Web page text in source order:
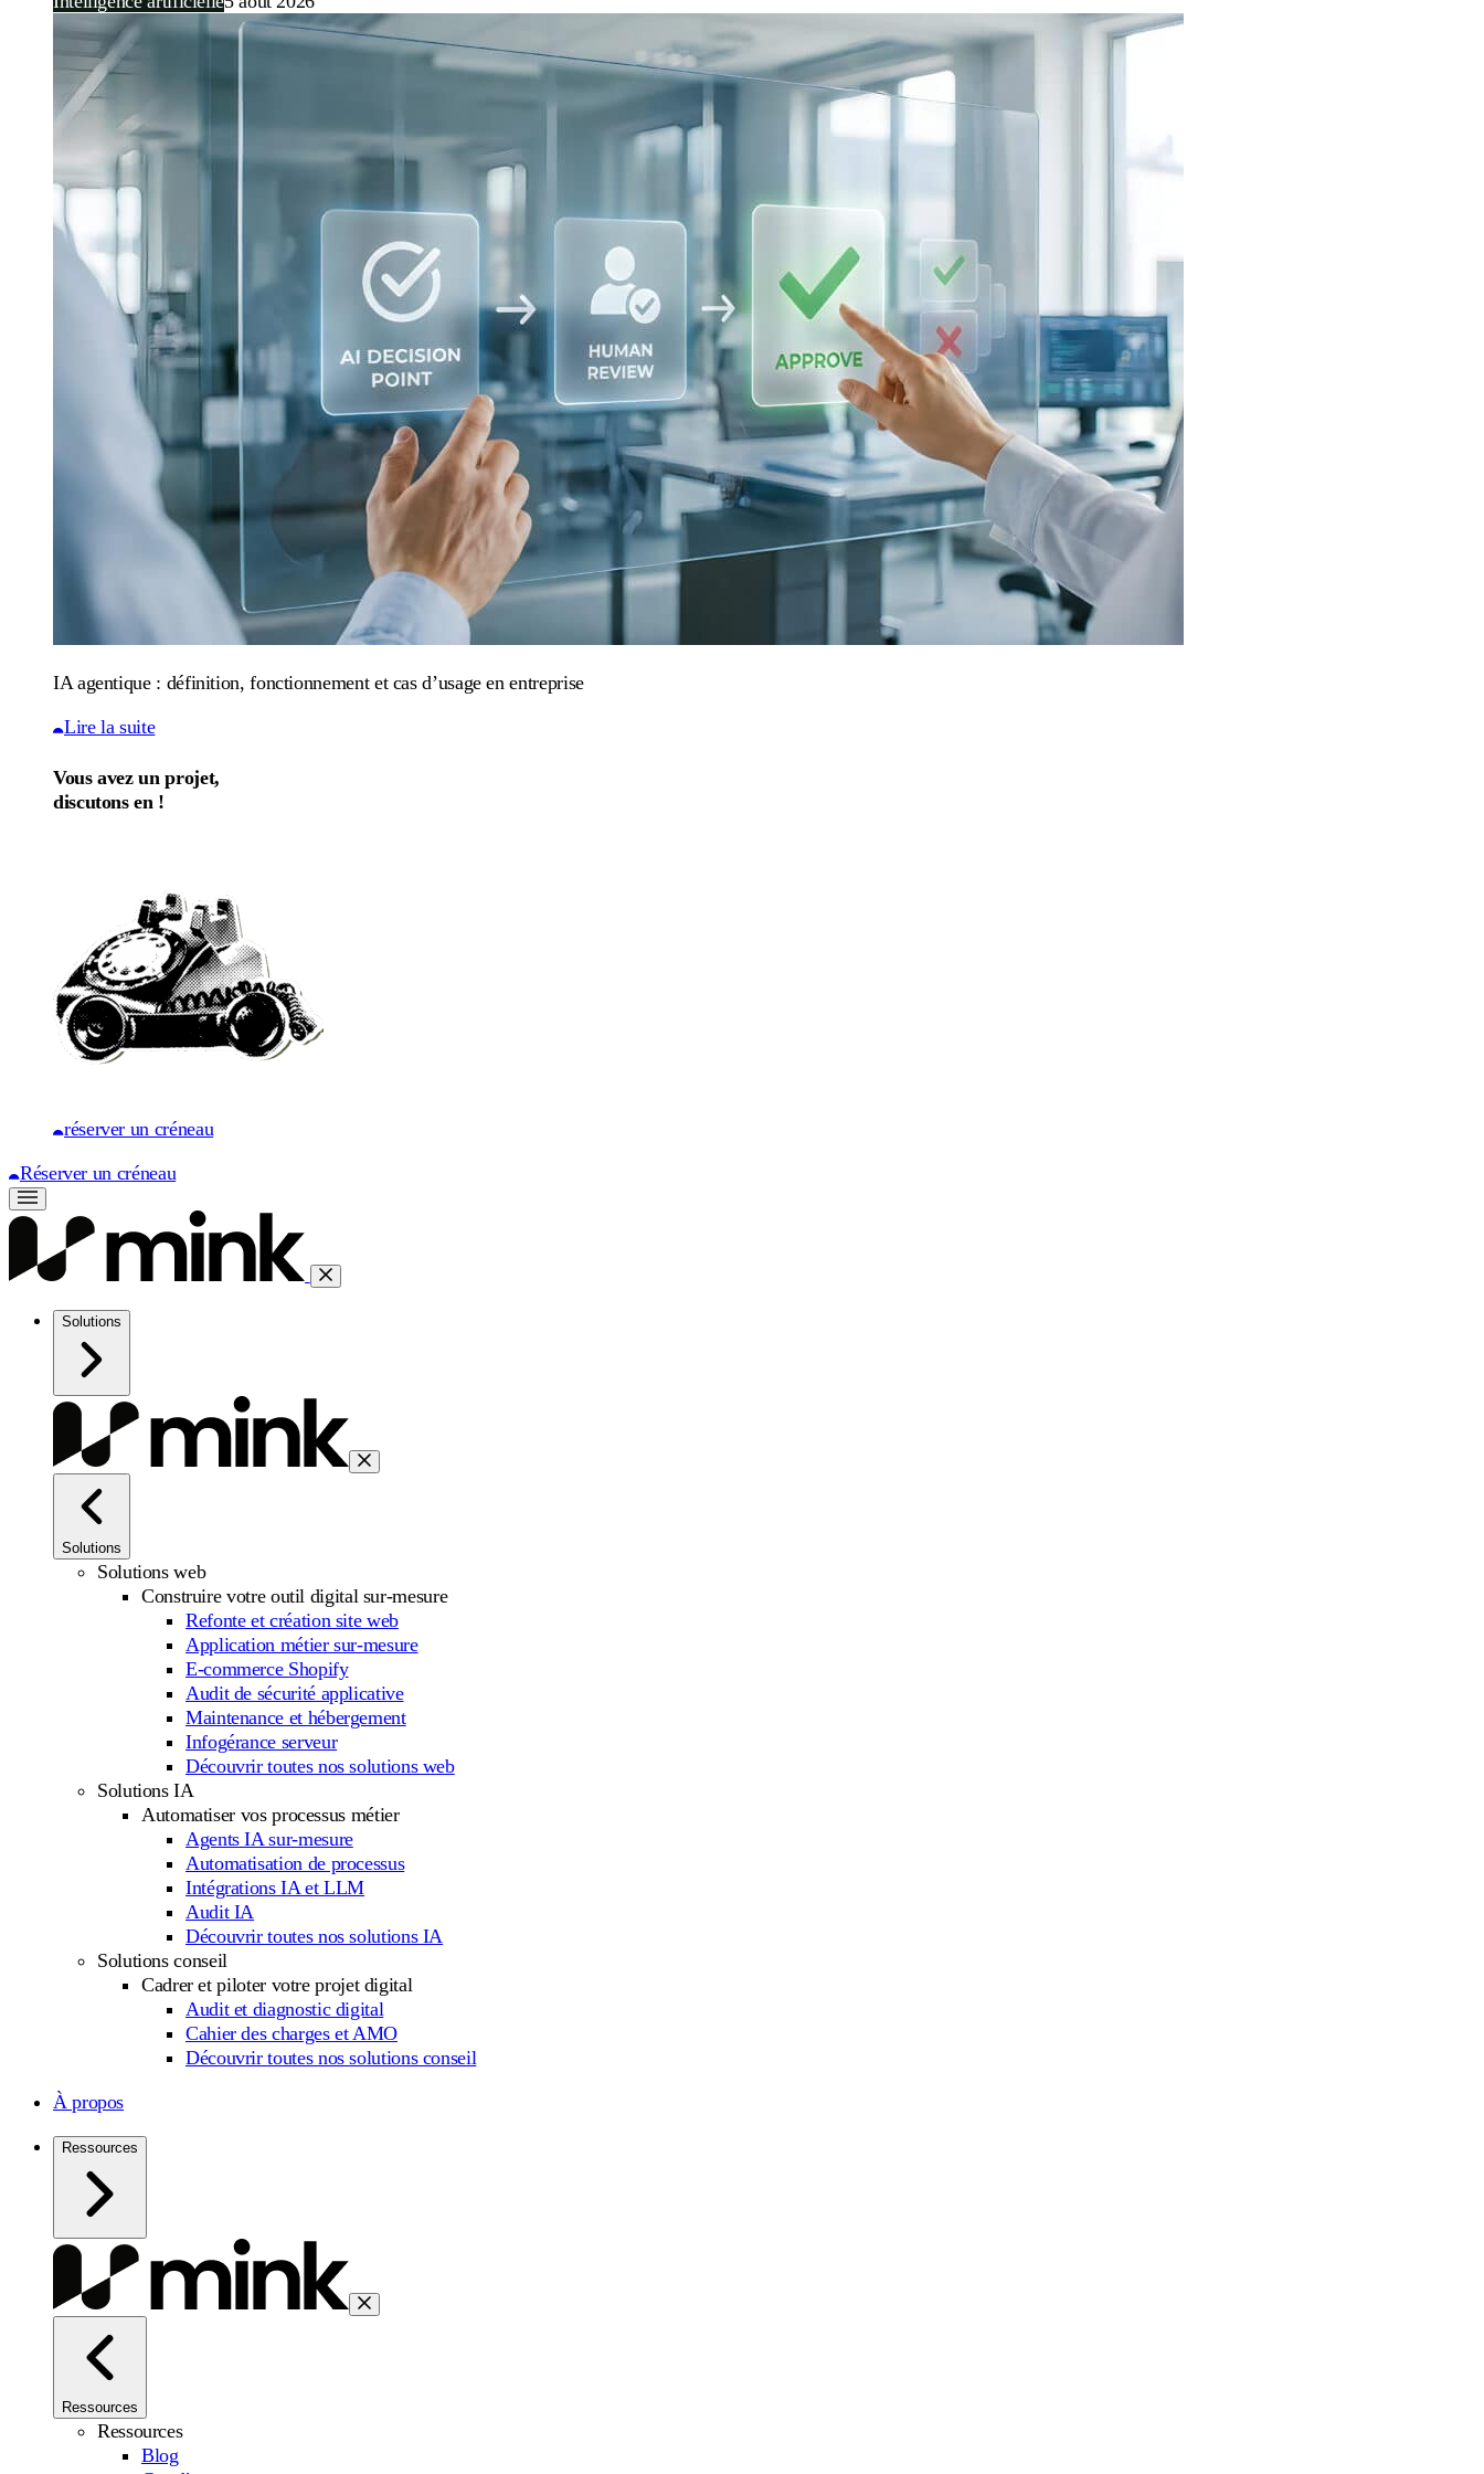
IA agentique : définition, fonctionnement et cas d’usage en entreprise
Lire la suite
Vous avez un projet,
discutons en !
réserver un créneau
Réserver un créneau
Solutions
Solutions
Solutions web
Construire votre outil digital sur-mesure
Refonte et création site web
Application métier sur-mesure
E-commerce Shopify
Audit de sécurité applicative
Maintenance et hébergement
Infogérance serveur
Découvrir toutes nos solutions web
Solutions IA
Automatiser vos processus métier
Agents IA sur-mesure
Automatisation de processus
Intégrations IA et LLM
Audit IA
Découvrir toutes nos solutions IA
Solutions conseil
Cadrer et piloter votre projet digital
Audit et diagnostic digital
Cahier des charges et AMO
Découvrir toutes nos solutions conseil
À propos
Ressources
Ressources
Ressources
Blog